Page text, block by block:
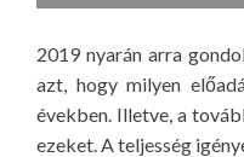
2019 nyarán arra
azt, hogy milyen
években. Illetve, a
ezeket. A teljesség